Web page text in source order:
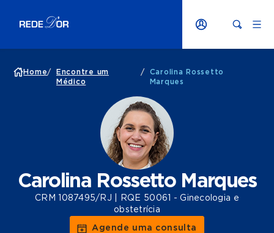
Home/
Encontre um
Médico
/
Carolina Rossetto
Marques
Carolina Rossetto Marques
CRM 1087495/RJ | RQE 50061 - Ginecologia e
obstetrícia
Agende uma consulta